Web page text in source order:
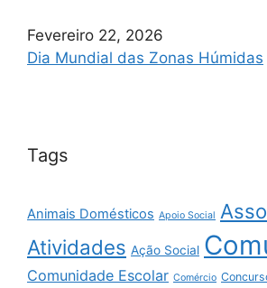
Fevereiro 22, 2026
Dia Mundial das Zonas Húmidas
Tags
Animais Domésticos Apoio Social
Atividades Ação Social
Comunidade Escolar Comércio